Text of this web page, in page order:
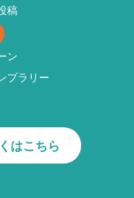
稿
ン
プラリー
はこちら